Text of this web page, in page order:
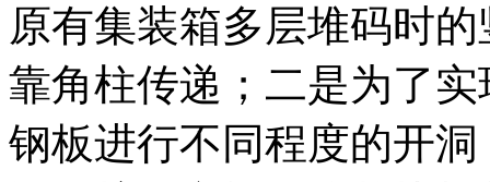
原有集装箱多层堆码时
靠角柱传递；二是为了
钢板进行不同程度的开